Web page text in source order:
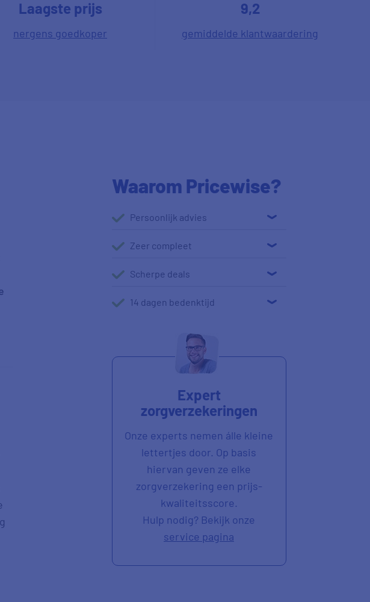
Laagste prijs
nergens goedkoper
9,2
gemiddelde klantwaardering
Waarom Pricewise?
Persoonlijk advies
Zeer compleet
Scherpe deals
14 dagen bedenktijd
Expert
zorgverzekeringen
Onze experts nemen álle kleine
lettertjes door. Op basis
hiervan geven ze elke
zorgverzekering een prijs-
kwaliteitsscore.
Hulp nodig? Bekijk onze
service pagina